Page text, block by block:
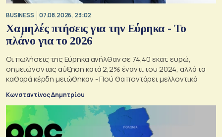
BUSINESS 07.08.2026, 23:02
Χαμηλές πτήσεις για την Εύρηκα - Το
πλάνο για το 2026
Οι πωλήσεις της Εύρηκα ανήλθαν σε 74,40 εκατ. ευρώ,
σημειώνοντας αύξηση κατά 2,2% έναντι του 2024, αλλά τα
καθαρά κέρδη μειώθηκαν - Πού θα ποντάρει μελλοντικά
Κωνσταντίνος Δημητρίου